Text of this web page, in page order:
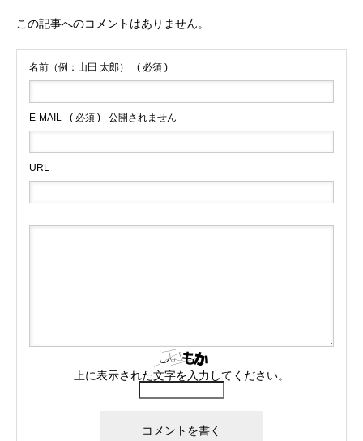
この記事へのコメントはありません。
名前（例：山田 太郎） ( 必須 )
E-MAIL ( 必須 ) - 公開されません -
URL
上に表示された文字を入力してください。